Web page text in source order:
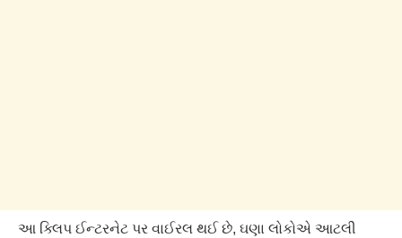
આ ક્લિપ ઈન્ટરનેટ પર વાઈરલ થઈ છે, ઘણા લોકોએ આટલી